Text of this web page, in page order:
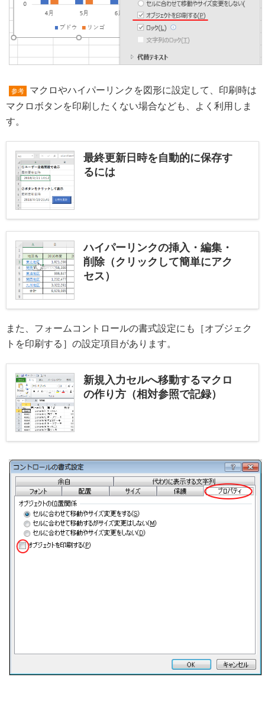
参考
マクロやハイパーリンクを図形に設定して、印刷時は
マクロボタンを印刷したくない場合なども、よく利用しま
す。
最終更新日時を自動的に保存す
るには
ハイパーリンクの挿入・編集・
削除（クリックして簡単にアク
セス）
また、フォームコントロールの書式設定にも［オブジェク
トを印刷する］の設定項目があります。
新規入力セルへ移動するマクロ
の作り方（相対参照で記録）